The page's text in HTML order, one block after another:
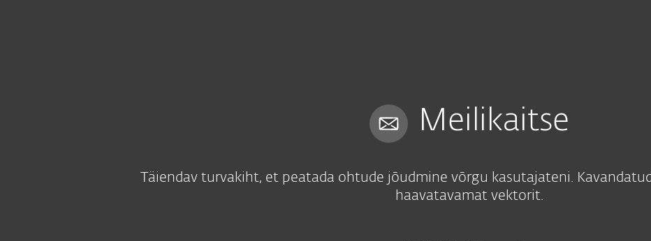
Meilikaitse
Täiendav turvakiht, et peatada ohtude jõudmine võrgu kasutajateni.
haavatavamat vektorit.